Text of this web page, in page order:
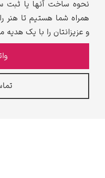
نحوه ساخت آنها یا ثبت
همراه شما هستیم تا هنر
و عزیزانتان را با یک هدیه